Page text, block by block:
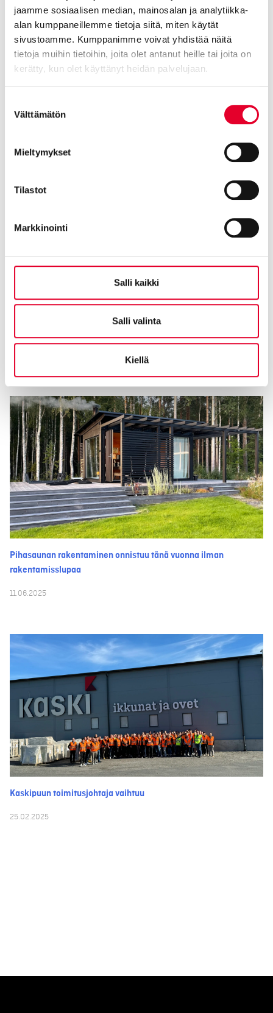
jaamme sosiaalisen median, mainosalan ja analytiikka-
alan kumppaneillemme tietoja siitä, miten käytät
sivustoamme. Kumppanimme voivat yhdistää näitä
tietoja muihin tietoihin, joita olet antanut heille tai joita on
kerätty, kun olet käyttänyt heidän palvelujaan.
valinta
Välttämätön
Mieltymykset
Tilastot
Markkinointi
Salli kaikki
Salli valinta
Kiellä
Takaisin
Pihasaunan rakentaminen onnistuu tänä vuonna ilman
rakentamisslupaa
11.06.2025
Kaskipuun toimitusjohtaja vaihtuu
25.02.2025